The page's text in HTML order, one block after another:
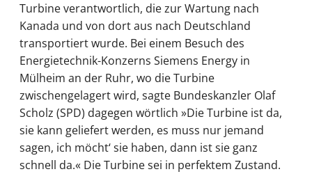
Turbine verantwortlich, die zur Wartung nach
Kanada und von dort aus nach Deutschland
transportiert wurde. Bei einem Besuch des
Energietechnik-Konzerns Siemens Energy in
Mülheim an der Ruhr, wo die Turbine
zwischengelagert wird, sagte Bundeskanzler Olaf
Scholz (SPD) dagegen wörtlich »Die Turbine ist da,
sie kann geliefert werden, es muss nur jemand
sagen, ich möcht‘ sie haben, dann ist sie ganz
schnell da.« Die Turbine sei in perfektem Zustand.